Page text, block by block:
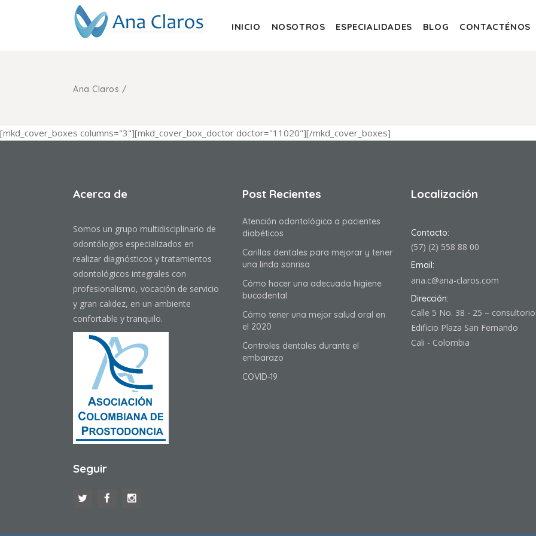
INICIO NOSOTROS ESPECIALIDADES BLOG CONTACTÉNOS
Ana Claros /
[mkd_cover_boxes columns="3"][mkd_cover_box_doctor doctor="11020"][/mkd_cover_boxes]
Acerca de
Somos un grupo multidisciplinario de
odontólogos especializados en
realizar diagnósticos y tratamientos
odontológicos integrales con
profesionalismo, vocación de servicio
y gran calidez, en un ambiente
confortable y tranquilo.
Seguir
Post Recientes
Atención odontológica a pacientes
diabéticos
Carillas dentales para mejorar y tener
una linda sonrisa
Cómo hacer una adecuada higiene
bucodental
Cómo tener una mejor salud oral en
el 2020
Controles dentales durante el
embarazo
COVID-19
Localización
Contacto:
(57) (2) 558 88 00
Email:
ana.c@ana-claros.com
Dirección:
Calle 5 No. 38 - 25 – consultorio
Edificio Plaza San Fernando
Cali - Colombia